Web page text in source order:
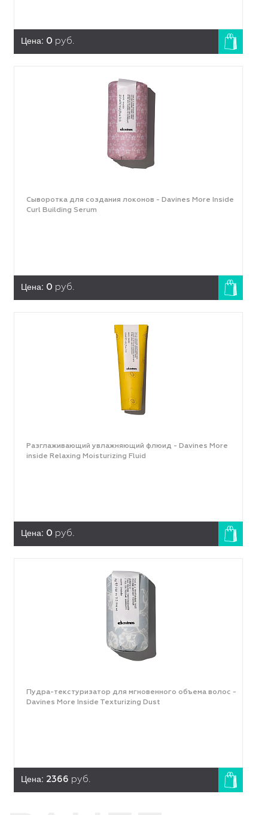
Цена: 0 руб.
Сыворотка для создания локонов - Davines More Inside
Curl Building Serum
Цена: 0 руб.
Разглаживающий увлажняющий флюид - Davines More
inside Relaxing Moisturizing Fluid
Цена: 0 руб.
Пудра-текстуризатор для мгновенного объема волос -
Davines More Inside Texturizing Dust
Цена: 2366 руб.